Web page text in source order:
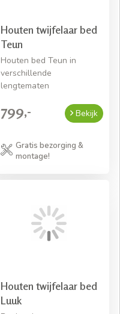
Houten twijfelaar bed
Teun
Houten bed Teun in
verschillende
lengtematen
799,- Bekijk
Gratis bezorging &
montage!
Houten twijfelaar bed
Luuk